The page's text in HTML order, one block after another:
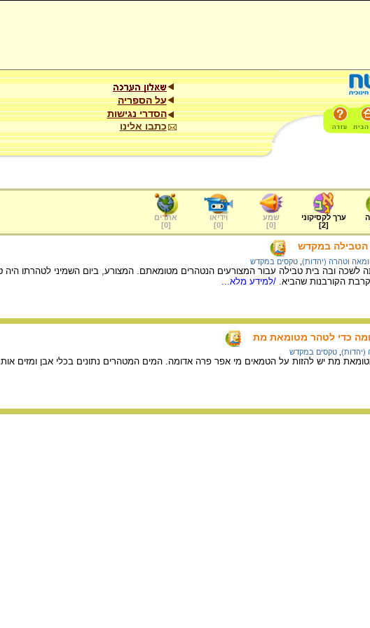
על הספריה
הסדרי נגישות
כתבו אלינו
ערך לקסיקוני
[
2
]
שמע
[
0
]
וידיאו
[
0
]
אתרים
[
0
]
הטבילה במקדש
וטהרה (יהדות) טקסים במקדש
לשכה ובה בית טבילה עבור המצורעים הנטהרים מטומאתם. המצורע, ביום השמיני לטהרתו היה
הקורבנות שהביא. /למידע מלא...
כדי לטהר מטומאת מת
(יהדות) טקסים במקדש
מת יש להזות על הטמאים מי אפר פרה אדומה. המים המטהרים נתונים בכלי אבן ומזים